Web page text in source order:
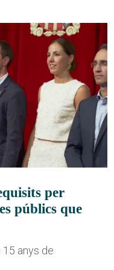
per
públics que
anys de